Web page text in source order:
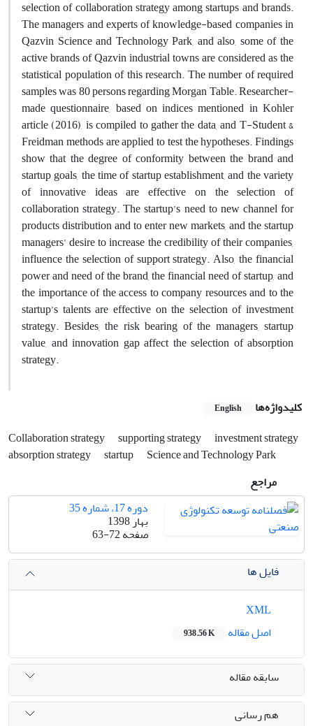
selection of collaboration strategy among startups and brands.
The managers and experts of knowledge-based companies in
Qazvin Science and Technology Park, and also, some of the
active brands of Qazvin industrial towns are considered as the
statistical population of this research. The number of required
samples was 80 persons regarding Morgan Table. Researcher-
made questionnaire, based on indices mentioned in Kohler
article (2016), is compiled to gather the data, and T-Student &
Freidman methods are applied to test the hypotheses. Findings
show that the degree of conformity between the brand and
startup goals, the time of startup establishment, and the variety
of innovative ideas are effective on the selection of
collaboration strategy. The startup’s need to new channel for
products distribution and to enter new markets, and the startup
managers’ desire to increase the credibility of their companies,
influence the selection of support strategy. Also, the financial
power and need of the brand, the financial need of startup, and
the importance of the access to company resources and to the
startup’s talents are effective on the selection of investment
strategy. Besides, the risk bearing of the managers, startup
value, and innovation gap affect the selection of absorption
strategy.
کلیدواژه‌ها English
Collaboration strategy supporting strategy
investment strategy
absorption strategy
startup
Science and Technology Park
مراجع
دوره 17، شماره 35
بهار 1398
صفحه63-72
فایل ها
اصل مقاله
938.56 K
سابقه مقاله
هم رسانی